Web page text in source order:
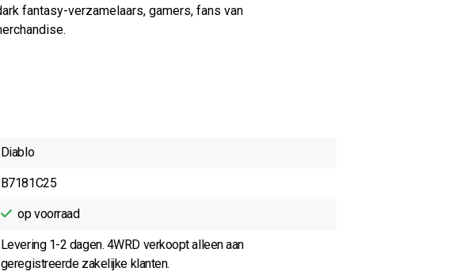
fantasy-verzamelaars, gamers, fans van
Diablo
B7181C25
op voorraad
Levering 1-2 dagen. 4WRD verkoopt alleen aan
geregistreerde zakelijke klanten.